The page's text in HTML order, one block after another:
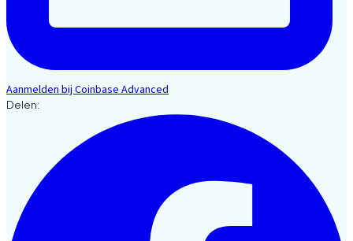
Aanmelden bij Coinbase Advanced
Delen: